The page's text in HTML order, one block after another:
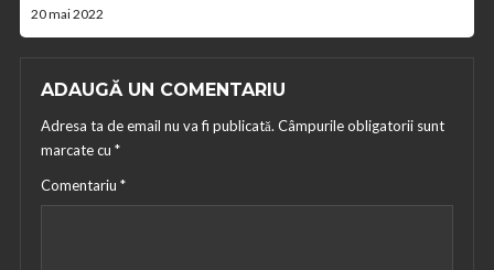
20 mai 2022
ADAUGĂ UN COMENTARIU
Adresa ta de email nu va fi publicată. Câmpurile obligatorii sunt
marcate cu *
Comentariu *